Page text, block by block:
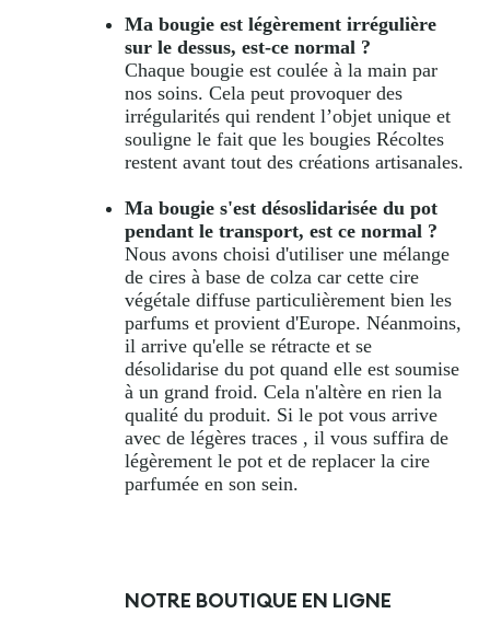
Ma bougie est légèrement irrégulière
sur le dessus, est-ce normal ?
Chaque bougie est coulée à la main par
nos soins. Cela peut provoquer des
irrégularités qui rendent l’objet unique et
souligne le fait que les bougies Récoltes
restent avant tout des créations artisanales.
Ma bougie s'est désoslidarisée du pot
pendant le transport, est ce normal ?
Nous avons choisi d'utiliser une mélange
de cires à base de colza car cette cire
végétale diffuse particulièrement bien les
parfums et provient d'Europe. Néanmoins,
il arrive qu'elle se rétracte et se
désolidarise du pot quand elle est soumise
à un grand froid. Cela n'altère en rien la
qualité du produit. Si le pot vous arrive
avec de légères traces , il vous suffira de
légèrement le pot et de replacer la cire
parfumée en son sein.
NOTRE BOUTIQUE EN LIGNE